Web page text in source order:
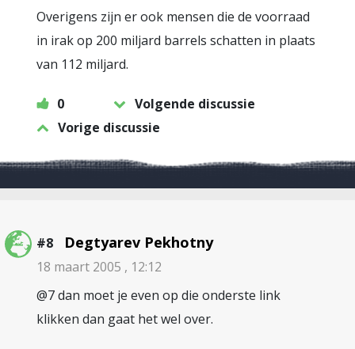
Overigens zijn er ook mensen die de voorraad
in irak op 200 miljard barrels schatten in plaats
van 112 miljard.
0
Volgende discussie
Vorige discussie
#8 Degtyarev Pekhotny
18 maart 2005 , 12:12
@7 dan moet je even op die onderste link
klikken dan gaat het wel over.